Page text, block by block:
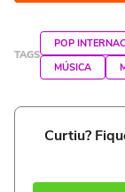
TAGS
POP
MÚSICA
Curtiu?